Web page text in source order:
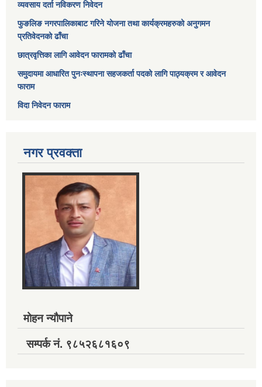
व्यवसाय दर्ता नविकरण निवेदन
फुङलिङ नगरपालिकाबाट गरिने योजना तथा कार्यक्रमहरुको अनुगमन
प्रतिवेदनको ढाँचा
छात्रवृत्तिका लागि आवेदन फारामको ढाँचा
समुदायमा आधारित पुनःस्थापना सहजकर्ता पदको लागि पाठ्यक्रम र आवेदन
फाराम
विदा निवेदन फाराम
नगर प्रवक्ता
मोहन न्यौपाने
सम्पर्क नं. ९८५२६८१६०९